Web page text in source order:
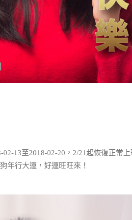
13至2018-02-20，2/21起恢復正常
年行大運，好運旺旺來！